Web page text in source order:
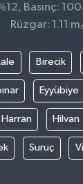
Basınç:
Rüzgar: 1.11
Birecik
Eyyübiye
Harran Hilvan
Suruç